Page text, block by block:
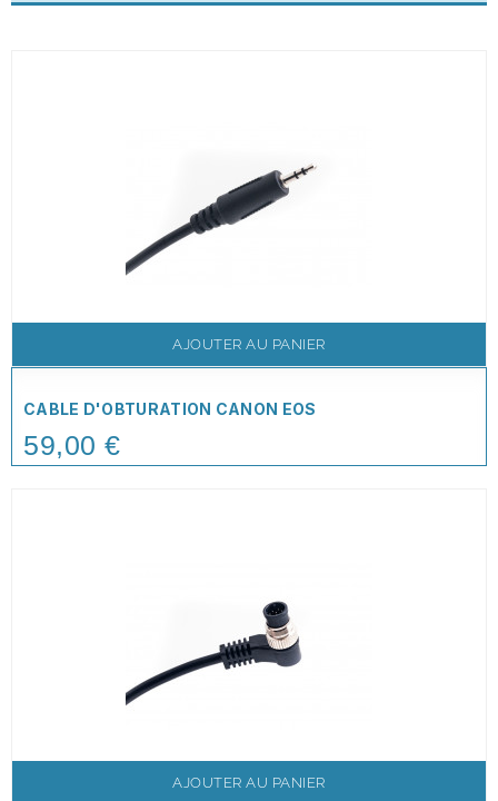
AJOUTER AU PANIER
CABLE D'OBTURATION CANON EOS
Price
59,00 €
AJOUTER AU PANIER